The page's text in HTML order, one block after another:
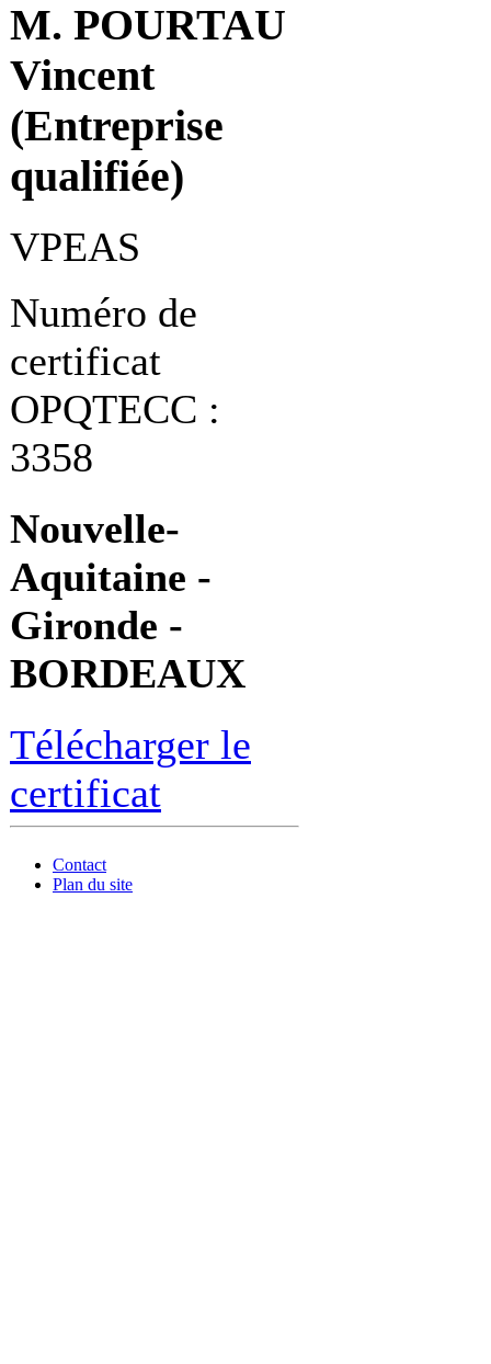
M. POURTAU
Vincent
(Entreprise
qualifiée)
VPEAS
Numéro de
certificat
OPQTECC :
3358
Nouvelle-
Aquitaine -
Gironde -
BORDEAUX
Télécharger le
certificat
Contact
Plan du site